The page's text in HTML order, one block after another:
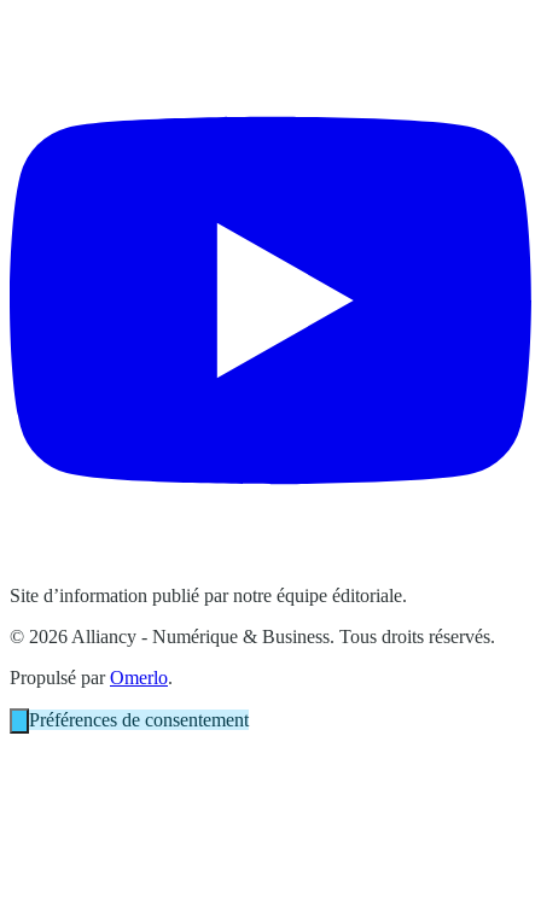
Site d’information publié par notre équipe éditoriale.
© 2026 Alliancy - Numérique & Business. Tous droits réservés.
Propulsé parOmerlo.
Préférences de consentement